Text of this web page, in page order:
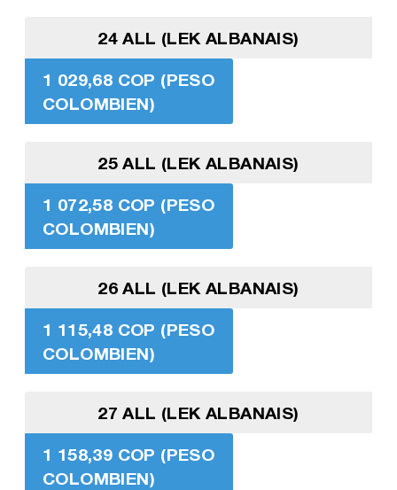
24 ALL (LEK ALBANAIS)
1 029,68 COP (PESO
COLOMBIEN)
25 ALL (LEK ALBANAIS)
1 072,58 COP (PESO
COLOMBIEN)
26 ALL (LEK ALBANAIS)
1 115,48 COP (PESO
COLOMBIEN)
27 ALL (LEK ALBANAIS)
1 158,39 COP (PESO
COLOMBIEN)